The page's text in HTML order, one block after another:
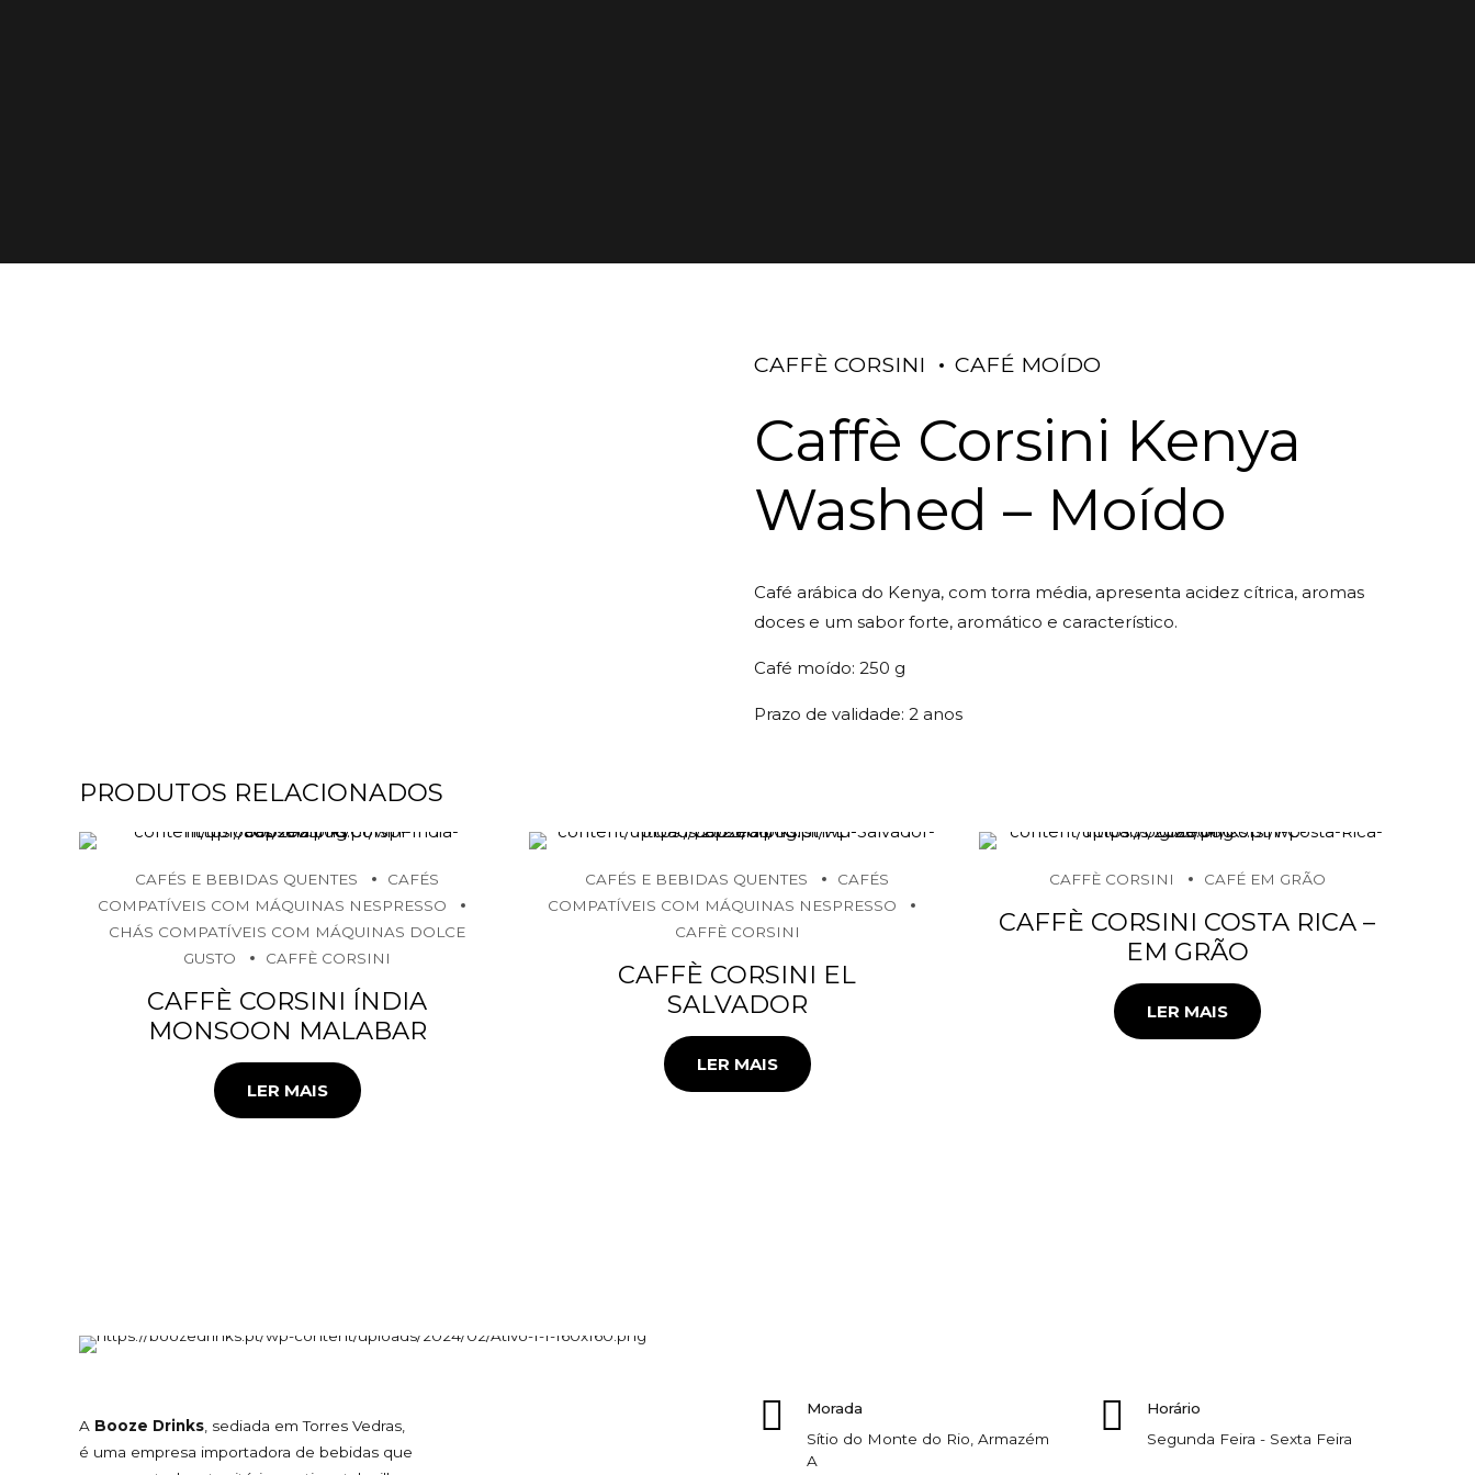
CAFFÈ CORSINI CAFÉ MOÍDO
Caffè Corsini Kenya
Washed – Moído
Café arábica do Kenya, com torra média, apresenta acidez cítrica, aromas
doces e um sabor forte, aromático e característico.
Café moído: 250 g
Prazo de validade: 2 anos
PRODUTOS RELACIONADOS
CAFÉS E BEBIDAS QUENTES
CAFÉS
COMPATÍVEIS COM MÁQUINAS NESPRESSO
CHÁS COMPATÍVEIS COM MÁQUINAS DOLCE
GUSTO
CAFFÈ CORSINI
CAFFÈ CORSINI ÍNDIA
MONSOON MALABAR
LER MAIS
CAFÉS E BEBIDAS QUENTES
CAFÉS
COMPATÍVEIS COM MÁQUINAS NESPRESSO
CAFFÈ CORSINI
CAFFÈ CORSINI EL
SALVADOR
LER MAIS
CAFFÈ CORSINI CAFÉ EM GRÃO
CAFFÈ CORSINI COSTA RICA –
EM GRÃO
LER MAIS
A Booze Drinks , sediada em Torres Vedras,
é uma empresa importadora de bebidas que
Morada
Sítio do Monte do Rio, Armazém
A
Horário
Segunda Feira - Sexta Feira